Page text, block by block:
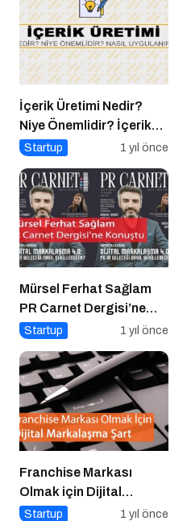
İçerik Üretimi Nedir?
Niye Önemlidir? İçerik
Üretimi Nasıl Yapılır?
Startup 1 yıl önce
Mürsel Ferhat Sağlam
PR Carnet Dergisi’ne
Konuştu
Startup 1 yıl önce
Franchise Markası
Olmak için Dijital
Markalaşma Şart
Startup 1 yıl önce